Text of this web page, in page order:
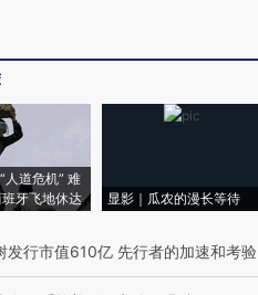
人道危机” 难
牙飞地休达
显影｜瓜农的漫长等待
发行市值610亿 先行者的加速和考验